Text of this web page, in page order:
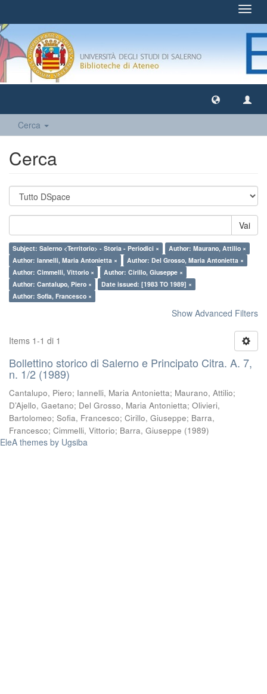
Cerca
Cerca
Vai
Subject: Salerno <Territorio> - Storia - Periodici ×
Author: Maurano, Attilio ×
Author: Iannelli, Maria Antonietta ×
Author: Del Grosso, Maria Antonietta ×
Author: Cimmelli, Vittorio ×
Author: Cirillo, Giuseppe ×
Author: Cantalupo, Piero ×
Date issued: [1983 TO 1989] ×
Author: Sofia, Francesco ×
Show Advanced Filters
Items 1-1 di 1
Bollettino storico di Salerno e Principato Citra. A. 7,
n. 1/2 (1989)
Cantalupo, Piero; Iannelli, Maria Antonietta; Maurano, Attilio;
D’Ajello, Gaetano; Del Grosso, Maria Antonietta; Olivieri,
Bartolomeo; Sofia, Francesco; Cirillo, Giuseppe; Barra,
Francesco; Cimmelli, Vittorio; Barra, Giuseppe (1989)
EleA themes by Ugsiba